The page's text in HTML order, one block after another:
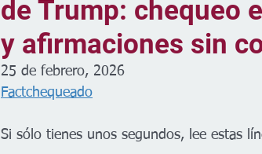
Clima Vivienda Escuelas Calles
Espectáculos
de Trump: chequeo
y afirmaciones sin
25 de febrero, 2026
Factchequeado
Si sólo tienes unos segundos, lee estas